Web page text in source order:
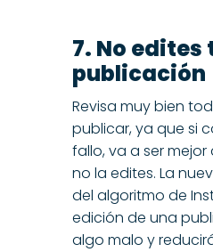
7. No edites
publicación
Revisa muy bien
publicar, ya que si
fallo, va a ser mejor
no la edites. La
del algoritmo de
edición de una
algo malo y